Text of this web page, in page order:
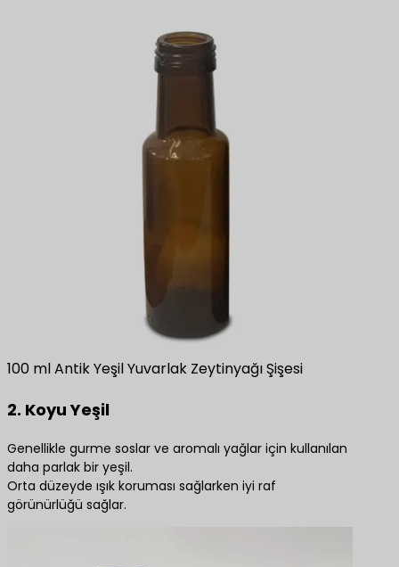
100 ml Antik Yeşil Yuvarlak Zeytinyağı Şişesi
2. Koyu Yeşil
Genellikle gurme soslar ve aromalı yağlar için kullanılan
daha parlak bir yeşil.
Orta düzeyde ışık koruması sağlarken iyi raf
görünürlüğü sağlar.